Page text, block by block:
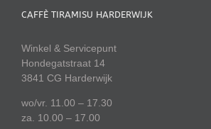
CAFFÈ TIRAMISU HARDERWIJK
Winkel & Servicepunt
Hondegatstraat 14
3841 CG Harderwijk
wo/vr. 11.00 – 17.30
za. 10.00 – 17.00